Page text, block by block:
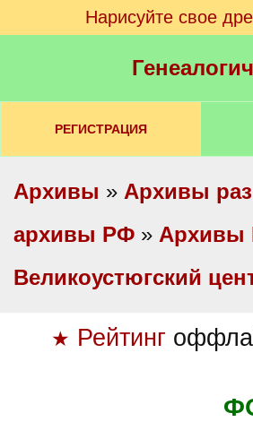
Нарисуйте свое
РЕГИСТРАЦИЯ
Архивы » Архивы
архивы РФ » Архивы
Великоустюгский
★ Рейтинг